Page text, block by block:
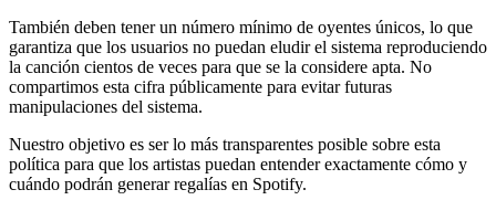
También deben tener un número mínimo de oyentes únicos, lo que
garantiza que los usuarios no puedan eludir el sistema reproduciendo
la canción cientos de veces para que se la considere apta. No
compartimos esta cifra públicamente para evitar futuras
manipulaciones del sistema.
Nuestro objetivo es ser lo más transparentes posible sobre esta
política para que los artistas puedan entender exactamente cómo y
cuándo podrán generar regalías en Spotify.